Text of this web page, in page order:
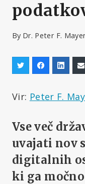
By Dr. Peter F.
Vir: Peter F.
Vse več
uvajati nov
digitalnih
ki ga